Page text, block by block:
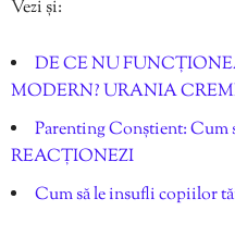
Vezi și:
DE CE NU
MODERN? URANIA
Parenting Conștient: Cum
REACȚIONEZI
Cum să le insufli copiilor